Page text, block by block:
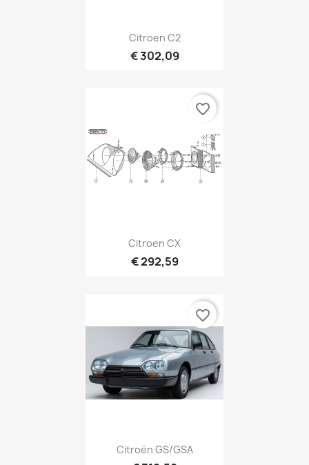
Citroen C2
€ 302,09
Citroen CX
€ 292,59
favorite_border
Citroën GS/GSA
favorite_border